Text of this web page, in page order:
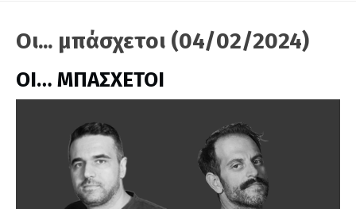
Οι... μπάσχετοι (04/02/2024)
ΟΙ… ΜΠΑΣΧΕΤΟΙ